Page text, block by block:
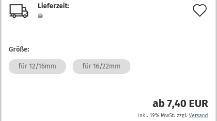
Lieferzeit:
Größe:
für 12/16mm für 16/22mm
ab 7,40 EUR
inkl. 19% MwSt. zzgl. Versand